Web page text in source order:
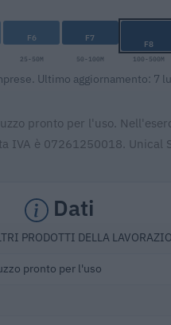
F6 F7 F8
25-50M 50-100M 100-500M
Ultimo aggiornamento: 7
pronto per l'uso.
è 07261250018. Unical
Dati
PRODOTTI DELLA
pronto per l'uso